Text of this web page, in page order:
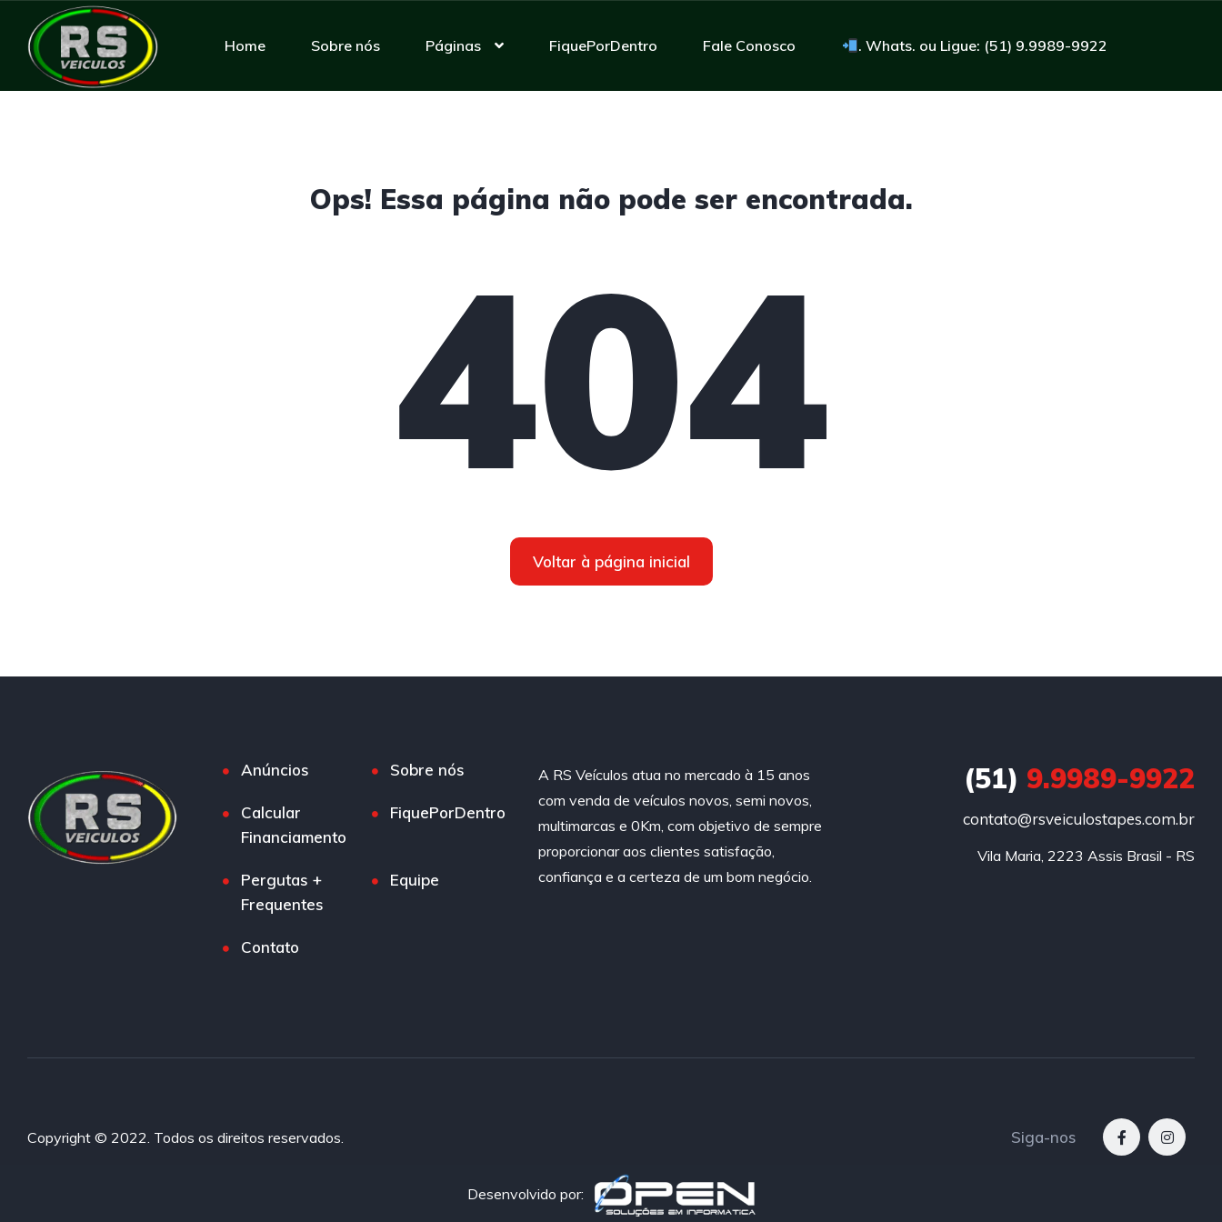
Home Sobre nós Páginas FiquePorDentro Fale Conosco . Whats. ou Ligue: (51) 9.9989-9922
Ops! Essa página não pode ser encontrada.
404
Voltar à página inicial
Anúncios Sobre nós
Calcular
Financiamento
FiquePorDentro
Pergutas +
Frequentes
Equipe
Contato
A RS Veículos atua no mercado à 15 anos
com venda de veículos novos, semi novos,
multimarcas e 0Km, com objetivo de sempre
proporcionar aos clientes satisfação,
confiança e a certeza de um bom negócio.
(51) 9.9989-9922
contato@rsveiculostapes.com.br
Vila Maria, 2223 Assis Brasil - RS
Copyright © 2022. Todos os direitos reservados. Siga-nos
Desenvolvido por: